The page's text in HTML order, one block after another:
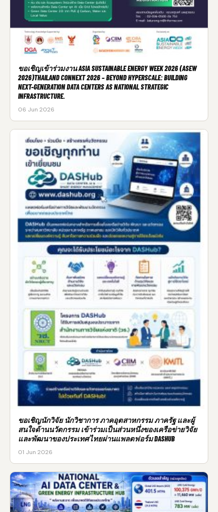
ขอเชิญเข้าร่วมงาน ASIA SUSTAINABLE ENERGY WEEK 2026 (ASEW
2026)THAILAND CONNEXT 2026 – BEYOND HYPERSCALE: BUILDING
NEXT-GENERATION DATA CENTERS AS NATIONAL STRATEGIC
INFRASTRUCTURE.
06 Jun 2026
ขอเชิญนักวิจัย นักวิชาการ ภาคอุตสาหกรรม ภาครัฐ และผู้
สนใจด้านนวัตกรรม เข้าร่วมเป็นส่วนหนึ่งของเครือข่ายวิจัย
และพัฒนาของประเทศไทยผ่านแพลตฟอร์ม DASHUB
01 Jun 2026